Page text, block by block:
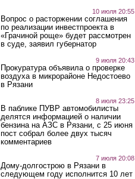
10 июля 20:55
Вопрос о расторжении соглашения
по реализации инвестпроекта в
«Грачиной роще» будет рассмотрен
в суде, заявил губернатор
9 июля 20:43
Прокуратура объявила о проверке
воздуха в микрорайоне Недостоево
в Рязани
8 июля 23:25
В паблике ПУВР автомобилисты
делятся информацией о наличии
бензина на АЗС в Рязани, с 25 июня
пост собрал более двух тысяч
комментариев
7 июля 20:08
Дому-долгострою в Рязани в
следующем году исполнится 10 лет